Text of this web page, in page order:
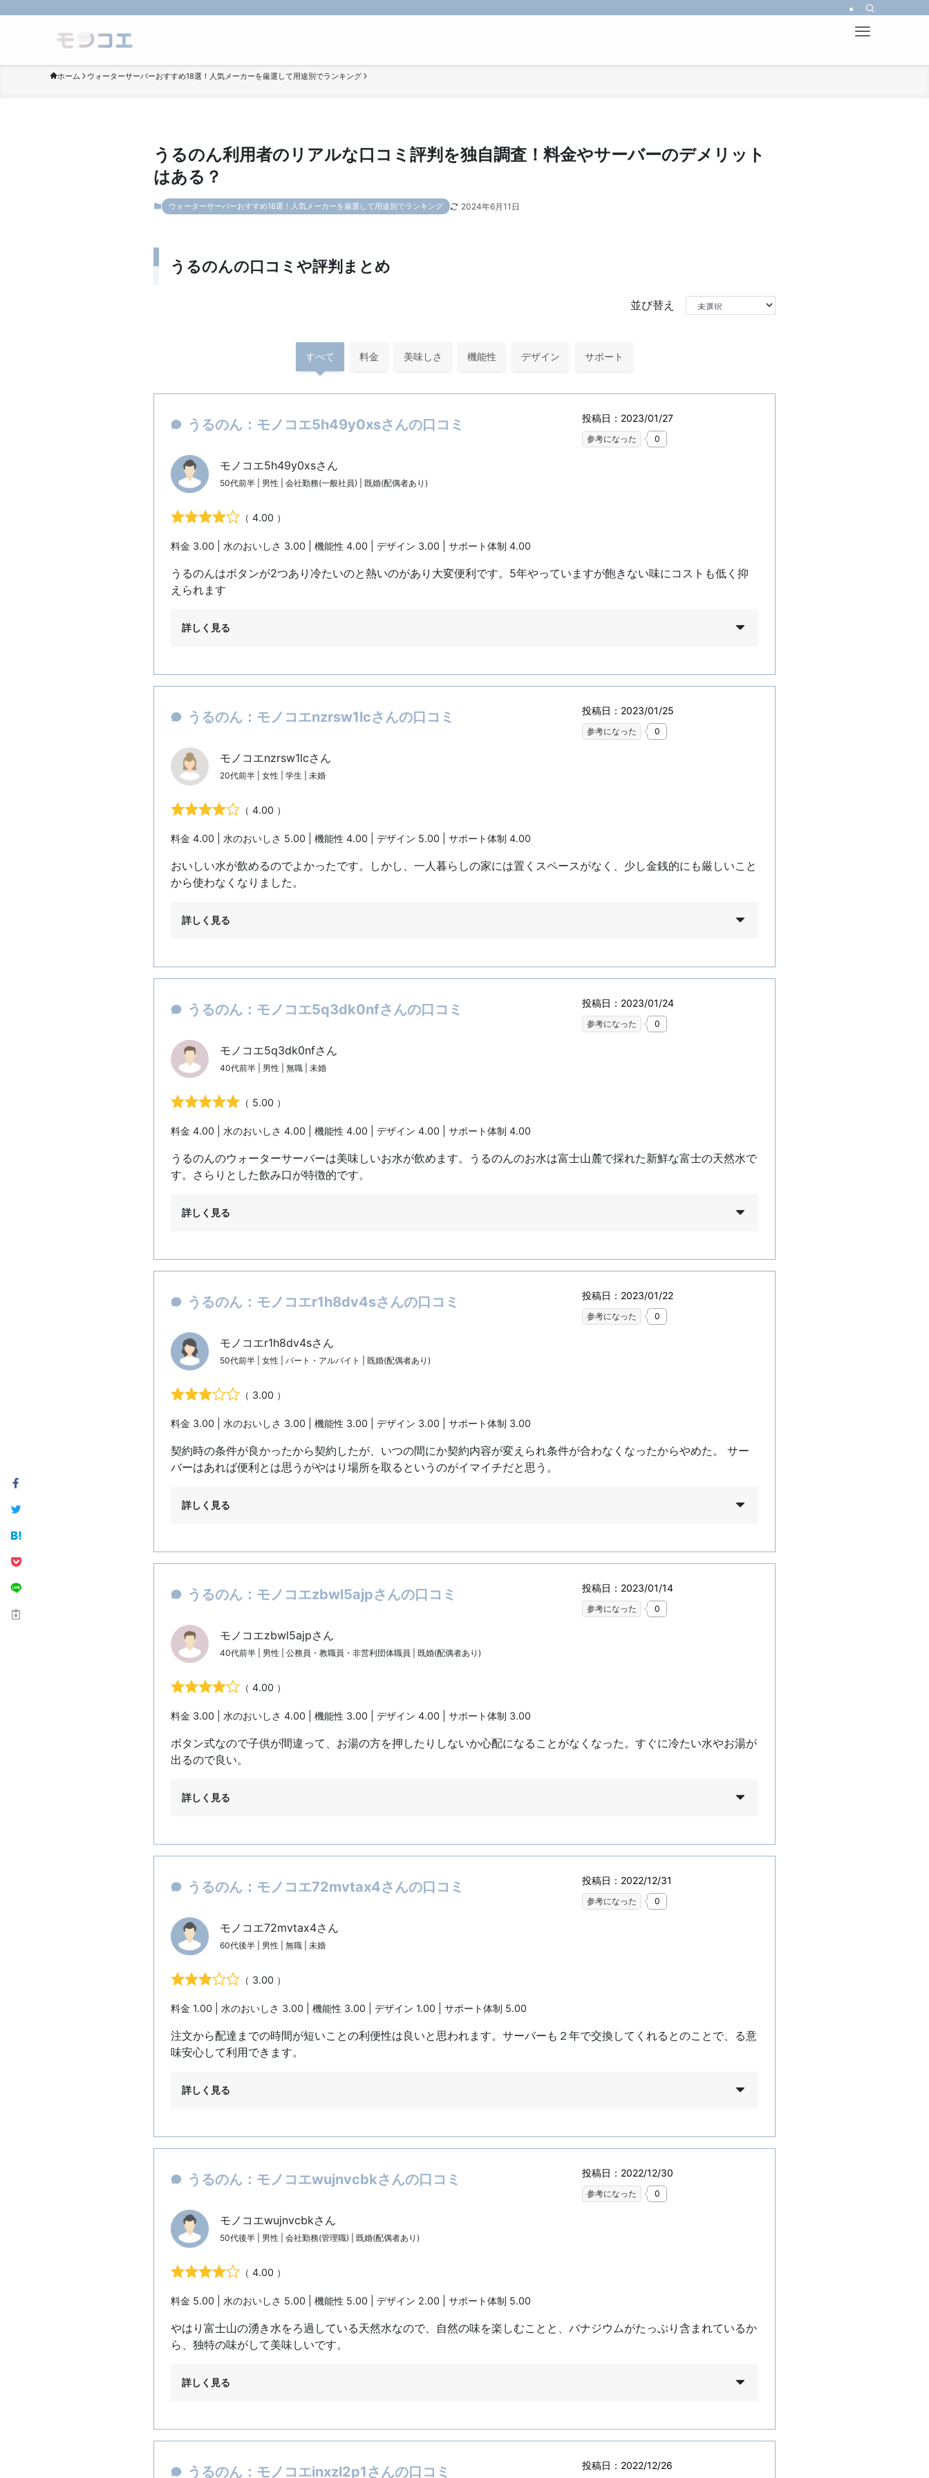
ホーム ウォーターサーバーおすすめ18選！人気メーカーを厳選して用途別でランキング
うるのん利用者のリアルな口コミ評判を独自調査！料金やサーバーのデメリット
はある？
ウォーターサーバーおすすめ18選！人気メーカーを厳選して用途別でランキング 2024年6月11日
うるのんの口コミや評判まとめ
並び替え
すべて 料金 美味しさ 機能性 デザイン サポート
うるのん：モノコエ5h49y0xsさんの口コミ 投稿日：2023/01/27
参考になった 0
モノコエ5h49y0xsさん
50代前半 | 男性 | 会社勤務(一般社員) | 既婚(配偶者あり)
（ 4.00 ）
料金 3.00 | 水のおいしさ 3.00 | 機能性 4.00 | デザイン 3.00 | サポート体制 4.00
うるのんはボタンが2つあり冷たいのと熱いのがあり大変便利です。5年やっていますが飽きない味にコストも低く抑
えられます
詳しく見る
うるのん：モノコエnzrsw1lcさんの口コミ 投稿日：2023/01/25
参考になった 0
モノコエnzrsw1lcさん
20代前半 | 女性 | 学生 | 未婚
（ 4.00 ）
料金 4.00 | 水のおいしさ 5.00 | 機能性 4.00 | デザイン 5.00 | サポート体制 4.00
おいしい水が飲めるのでよかったです。しかし、一人暮らしの家には置くスペースがなく、少し金銭的にも厳しいこと
から使わなくなりました。
詳しく見る
うるのん：モノコエ5q3dk0nfさんの口コミ 投稿日：2023/01/24
参考になった 0
モノコエ5q3dk0nfさん
40代前半 | 男性 | 無職 | 未婚
（ 5.00 ）
料金 4.00 | 水のおいしさ 4.00 | 機能性 4.00 | デザイン 4.00 | サポート体制 4.00
うるのんのウォーターサーバーは美味しいお水が飲めます。うるのんのお水は富士山麓で採れた新鮮な富士の天然水で
す。さらりとした飲み口が特徴的です。
詳しく見る
うるのん：モノコエr1h8dv4sさんの口コミ 投稿日：2023/01/22
参考になった 0
モノコエr1h8dv4sさん
50代前半 | 女性 | パート・アルバイト | 既婚(配偶者あり)
（ 3.00 ）
料金 3.00 | 水のおいしさ 3.00 | 機能性 3.00 | デザイン 3.00 | サポート体制 3.00
契約時の条件が良かったから契約したが、いつの間にか契約内容が変えられ条件が合わなくなったからやめた。 サー
バーはあれば便利とは思うがやはり場所を取るというのがイマイチだと思う。
詳しく見る
うるのん：モノコエzbwl5ajpさんの口コミ 投稿日：2023/01/14
参考になった 0
モノコエzbwl5ajpさん
40代前半 | 男性 | 公務員・教職員・非営利団体職員 | 既婚(配偶者あり)
（ 4.00 ）
料金 3.00 | 水のおいしさ 4.00 | 機能性 3.00 | デザイン 4.00 | サポート体制 3.00
ボタン式なので子供が間違って、お湯の方を押したりしないか心配になることがなくなった。すぐに冷たい水やお湯が
出るので良い。
詳しく見る
うるのん：モノコエ72mvtax4さんの口コミ 投稿日：2022/12/31
参考になった 0
モノコエ72mvtax4さん
60代後半 | 男性 | 無職 | 未婚
（ 3.00 ）
料金 1.00 | 水のおいしさ 3.00 | 機能性 3.00 | デザイン 1.00 | サポート体制 5.00
注文から配達までの時間が短いことの利便性は良いと思われます。サーバーも２年で交換してくれるとのことで、る意
味安心して利用できます。
詳しく見る
うるのん：モノコエwujnvcbkさんの口コミ 投稿日：2022/12/30
参考になった 0
モノコエwujnvcbkさん
50代後半 | 男性 | 会社勤務(管理職) | 既婚(配偶者あり)
（ 4.00 ）
料金 5.00 | 水のおいしさ 5.00 | 機能性 5.00 | デザイン 2.00 | サポート体制 5.00
やはり富士山の湧き水をろ過している天然水なので、自然の味を楽しむことと、バナジウムがたっぷり含まれているか
ら、独特の味がして美味しいです。
詳しく見る
うるのん：モノコエinxzl2p1さんの口コミ 投稿日：2022/12/26